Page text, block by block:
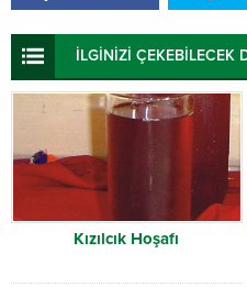
İLGİNİZİ ÇEKEBİLECEK
Kızılcık Hoşafı